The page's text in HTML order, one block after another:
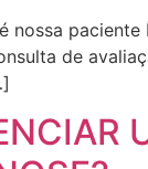
nossa
de